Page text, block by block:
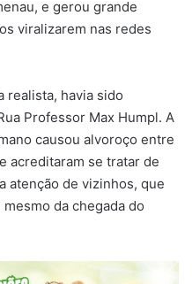
e gerou grande
viralizarem nas redes
realista, havia sido
Professor Max Humpl. A
causou alvoroço entre
acreditaram se tratar de
atenção de vizinhos, que
da chegada do